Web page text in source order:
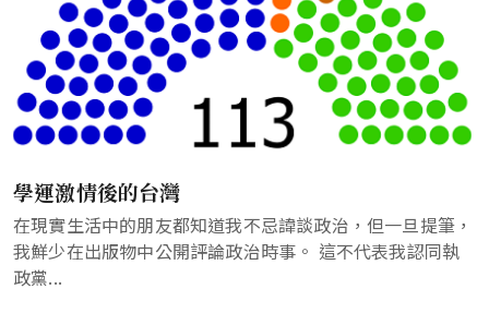
學運激情後的台灣
在現實生活中的朋友都知道我不忌諱談政治，但一旦提筆，
我鮮少在出版物中公開評論政治時事。 這不代表我認同執
政黨...